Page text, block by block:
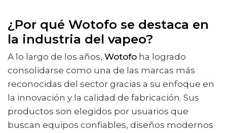
¿Por qué Wotofo se destaca en
la industria del vapeo?
A lo largo de los años, Wotofo ha logrado
consolidarse como una de las marcas más
reconocidas del sector gracias a su enfoque en
la innovación y la calidad de fabricación. Sus
productos son elegidos por usuarios que
buscan equipos confiables, diseños modernos